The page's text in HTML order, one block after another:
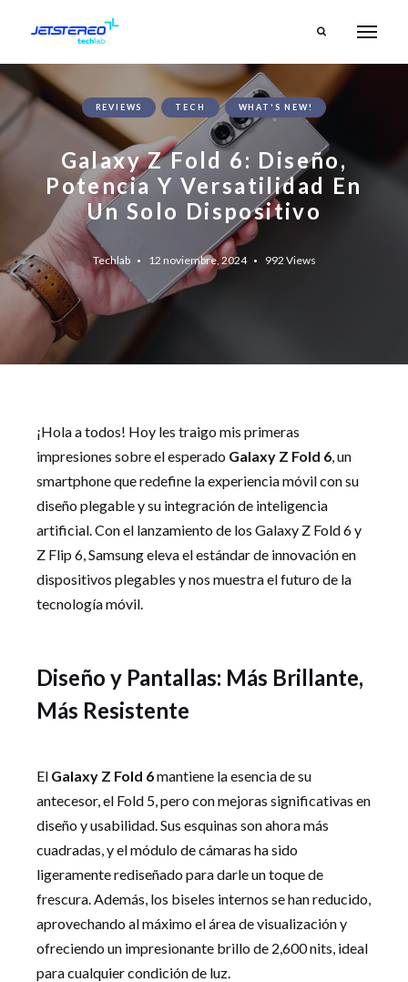
REVIEWS TECH WHAT'S NEW!
Galaxy Z Fold 6: Diseño,
Potencia Y Versatilidad En
Un Solo Dispositivo
Techlab 12 noviembre, 2024 992 Views
¡Hola a todos! Hoy les traigo mis primeras
impresiones sobre el esperado Galaxy Z Fold 6, un
smartphone que redefine la experiencia móvil con su
diseño plegable y su integración de inteligencia
artificial. Con el lanzamiento de los Galaxy Z Fold 6 y
Z Flip 6, Samsung eleva el estándar de innovación en
dispositivos plegables y nos muestra el futuro de la
tecnología móvil.
Diseño y Pantallas: Más Brillante,
Más Resistente
El Galaxy Z Fold 6mantiene la esencia de su
antecesor, el Fold 5, pero con mejoras significativas en
diseño y usabilidad. Sus esquinas son ahora más
cuadradas, y el módulo de cámaras ha sido
ligeramente rediseñado para darle un toque de
frescura. Además, los biseles internos se han reducido,
aprovechando al máximo el área de visualización y
ofreciendo un impresionante brillo de 2,600 nits, ideal
para cualquier condición de luz.